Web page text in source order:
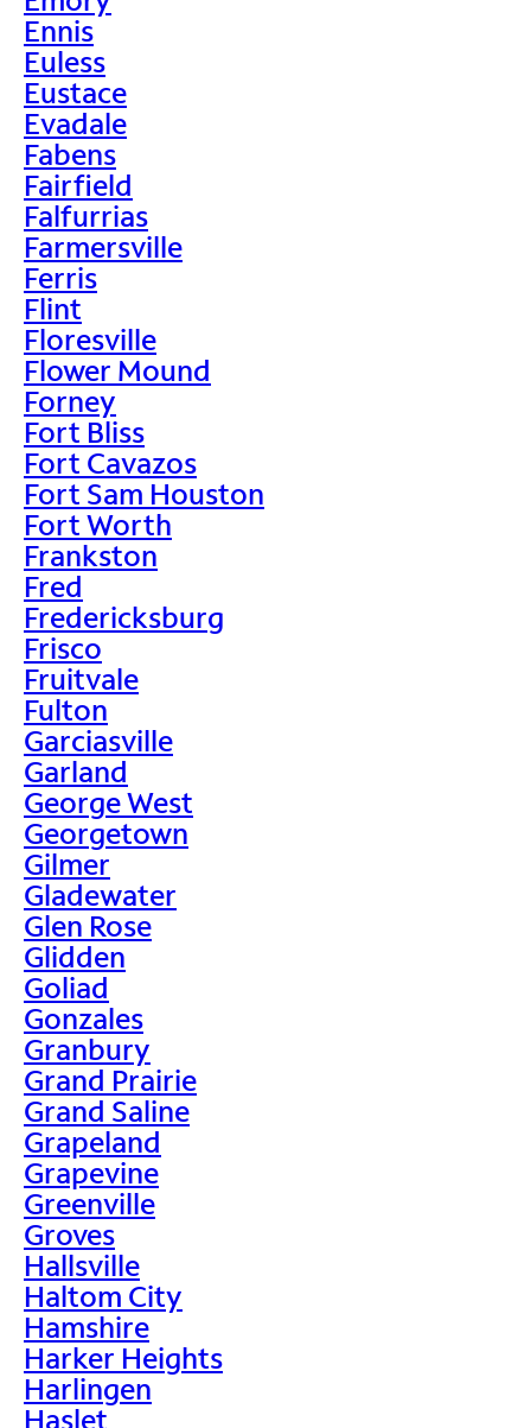
Ennis
Euless
Eustace
Evadale
Fabens
Fairfield
Falfurrias
Farmersville
Ferris
Flint
Floresville
Flower Mound
Forney
Fort Bliss
Fort Cavazos
Fort Sam Houston
Fort Worth
Frankston
Fred
Fredericksburg
Frisco
Fruitvale
Fulton
Garciasville
Garland
George West
Georgetown
Gilmer
Gladewater
Glen Rose
Glidden
Goliad
Gonzales
Granbury
Grand Prairie
Grand Saline
Grapeland
Grapevine
Greenville
Groves
Hallsville
Haltom City
Hamshire
Harker Heights
Harlingen
Haslet